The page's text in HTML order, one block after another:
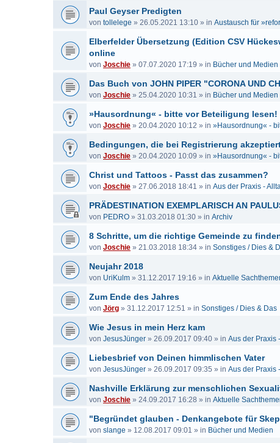
Paul Geyser Predigten
von tollelege » 26.05.2021 13:10 » in Austausch für
Elberfelder Übersetzung (Edition CSV
online
von Joschie » 07.07.2020 17:19 » in Bücher und Medien
Das Buch von JOHN PIPER "CORONA UND
von Joschie » 25.04.2020 10:31 » in Bücher und Medien
»Hausordnung« - bitte vor Beteiligung lesen!
von Joschie » 20.04.2020 10:12 » in »Hausordnung« -
Bedingungen, die bei Registrierung
von Joschie » 20.04.2020 10:09 » in »Hausordnung« -
Christ und Tattoos - Passt das zusammen?
von Joschie » 27.06.2018 18:41 » in Aus der Praxis -
PRÄDESTINATION EXEMPLARISCH AN
von PEDRO » 31.03.2018 01:30 » in Archiv
8 Schritte, um die richtige Gemeinde zu
von Joschie » 21.03.2018 18:34 » in Sonstiges / Dies &
Neujahr 2018
von UriKulm » 31.12.2017 19:16 » in Aktuelle
Zum Ende des Jahres
von Jörg » 31.12.2017 12:51 » in Sonstiges / Dies & Das
Wie Jesus in mein Herz kam
von JesusJünger » 26.09.2017 09:40 » in Aus der Praxis
Liebesbrief von Deinen himmlischen Vater
von JesusJünger » 26.09.2017 09:35 » in Aus der Praxis
Nashville Erklärung zur menschlichen
von Joschie » 24.09.2017 16:28 » in Aktuelle
"Begründet glauben - Denkangebote für
von slange » 12.08.2017 09:01 » in Bücher und Medien